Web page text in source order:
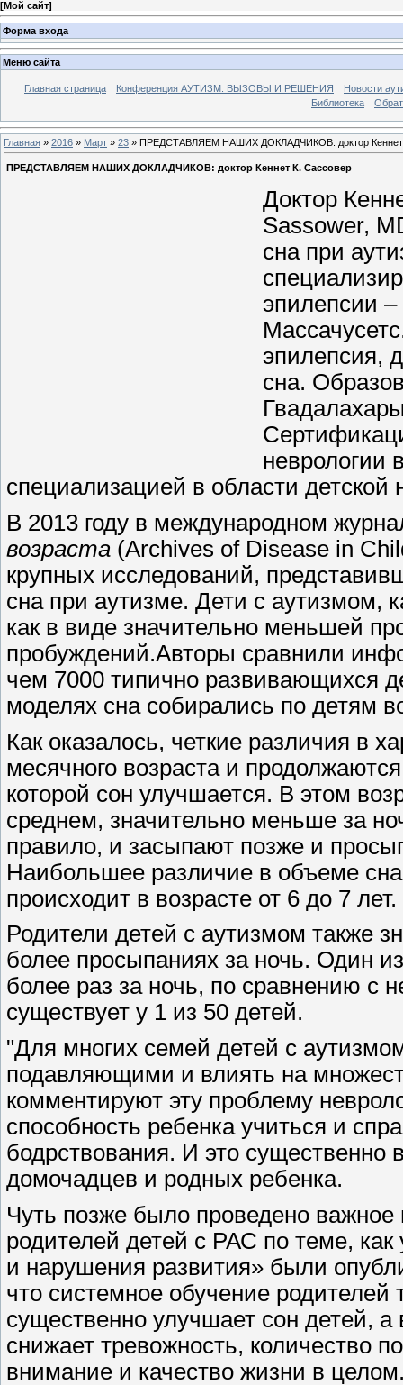
[Мой сайт]
Форма входа
Меню сайта
Главная страница Конференция АУТИЗМ: ВЫЗОВЫ И РЕШЕНИЯ
Новости
Библиотека
Главная » 2016 » Март » 23 » ПРЕДСТАВЛЯЕМ НАШИХ ДОКЛАДЧИКОВ: доктор Кеннет
ПРЕДСТАВЛЯЕМ НАШИХ ДОКЛАДЧИКОВ: доктор Кеннет К. Сассовер
Доктор
Sassower,
сна при
эпилепсии –
эпилепсия,
сна.
неврологии
специализацией в области
В 2013 году в международном
возраста (Archives of Disease in
крупных исследований,
сна при аутизме. Дети с аутизмом,
как в виде значительно меньшей
пробуждений.Авторы сравнили
чем 7000 типично развивающихся
моделях сна собирались по детям
Как оказалось, четкие различия в
месячного возраста и
которой сон улучшается. В этом
среднем, значительно меньше за
правило, и засыпают позже и
Наибольшее различие в объеме
происходит в возрасте от 6 до 7 лет.
Родители детей с аутизмом также
более просыпаниях за ночь. Один
более раз за ночь, по сравнению с
существует у 1 из 50 детей.
"Для многих семей детей с
подавляющими и влиять на
комментируют эту проблему
способность ребенка учиться и
бодрствования. И это существенно
домочадцев и родных ребенка.
Чуть позже было проведено
родителей детей с РАС по теме,
и нарушения развития» были
что системное обучение
существенно улучшает сон детей,
снижает тревожность, количество
внимание и качество жизни в